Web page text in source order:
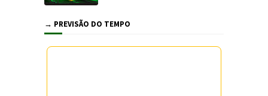
→ PREVISÃO DO TEMPO